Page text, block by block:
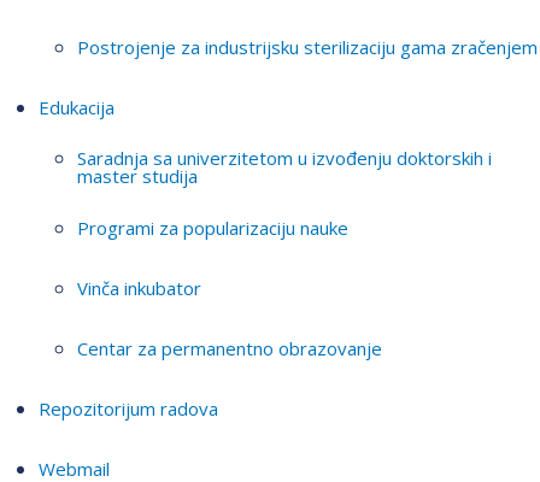
Postrojenje za industrijsku sterilizaciju gama zračenjem
Edukacija
Saradnja sa univerzitetom u izvođenju doktorskih i
master studija
Programi za popularizaciju nauke
Vinča inkubator
Centar za permanentno obrazovanje
Repozitorijum radova
Webmail